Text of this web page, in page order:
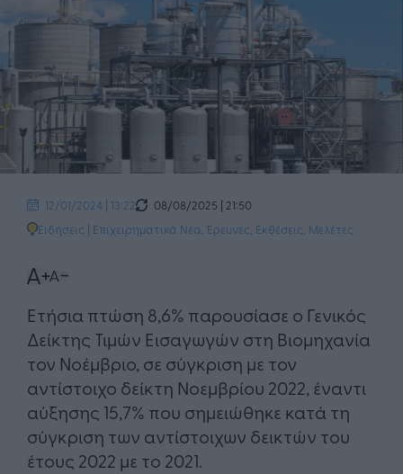
12/01/2024 | 13:22
08/08/2025 | 21:50
Ειδήσεις | Επιχειρηματικά Νέα ,Έρευνες, Εκθέσεις, Μελέτες
​Ετήσια πτώση 8,6% παρουσίασε ο Γενικός
Δείκτης Τιμών Εισαγωγών στη Βιομηχανία
τον Νοέμβριο, σε σύγκριση με τον
αντίστοιχο δείκτη Νοεμβρίου 2022, έναντι
αύξησης 15,7% που σημειώθηκε κατά τη
σύγκριση των αντίστοιχων δεικτών του
έτους 2022 με το 2021.